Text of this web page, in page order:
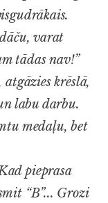
varat
tādas nav!”
krēslā,
labu darbu.
medaļu, bet
pieprasa
“B”... Grozi